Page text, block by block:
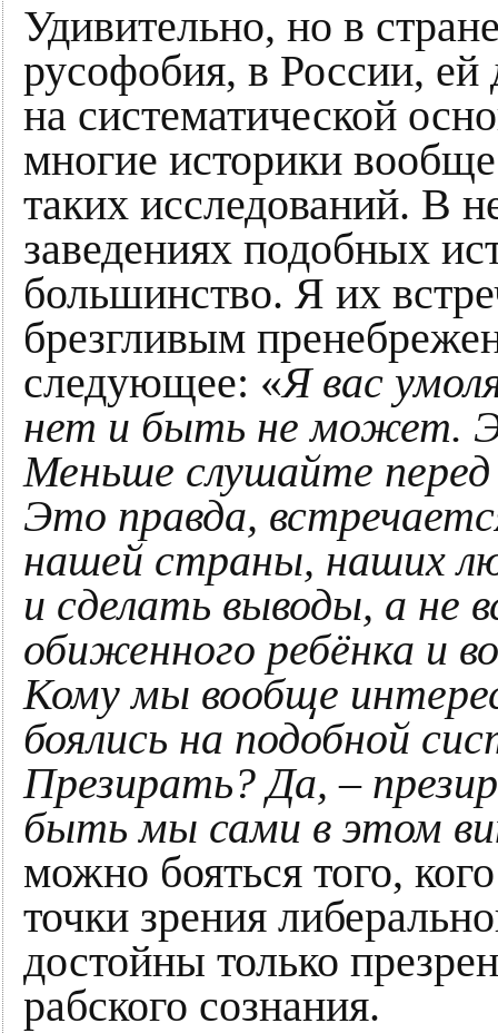
Удивительно, но в
русофобия, в России, ей
на систематической
многие историки
таких исследований. В
заведениях подобных
большинство. Я их
брезгливым
следующее: «Я вас
нет и быть не может.
Меньше слушайте
Это правда,
нашей страны, наших
и сделать выводы, а не
обиженного ребёнка и
Кому мы вообще
боялись на подобной
Презирать? Да, –
быть мы сами в этом
можно бояться того,
точки зрения
достойны только
рабского сознания.